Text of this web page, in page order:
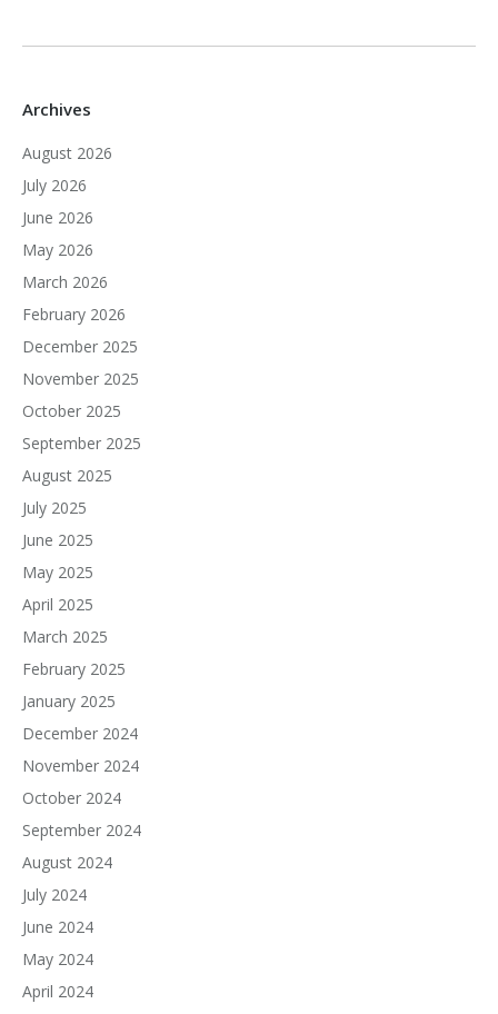
Archives
August 2026
July 2026
June 2026
May 2026
March 2026
February 2026
December 2025
November 2025
October 2025
September 2025
August 2025
July 2025
June 2025
May 2025
April 2025
March 2025
February 2025
January 2025
December 2024
November 2024
October 2024
September 2024
August 2024
July 2024
June 2024
May 2024
April 2024